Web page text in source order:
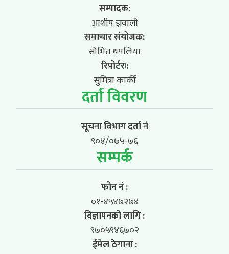
सम्पादक:
आशीष ज्ञवाली
समाचार संयोजक:
सोभित थपलिया
रिपोर्टरः:
सुमित्रा कार्की
दर्ता विवरण
सूचना विभाग दर्ता नं
९०४/०७५-७६
सम्पर्क
फोन नं :
०१-४५४७२७४
विज्ञापनको लागि :
९७०५९४६७०२
ईमेल ठेगाना :